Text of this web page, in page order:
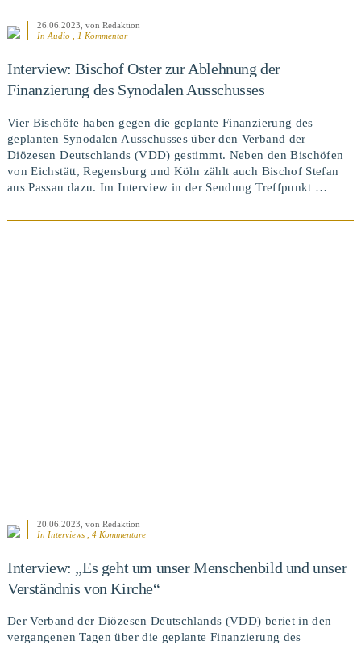
26.06.2023 , von Redaktion
In Audio , 1 Kommentar
Interview: Bischof Oster zur Ablehnung der
Finanzierung des Synodalen Ausschusses
Vier Bischöfe haben gegen die geplante Finanzierung des
geplanten Synodalen Ausschusses über den Verband der
Diözesen Deutschlands (VDD) gestimmt. Neben den Bischöfen
von Eichstätt, Regensburg und Köln zählt auch Bischof Stefan
aus Passau dazu. Im Interview in der Sendung Treffpunkt …
20.06.2023 , von Redaktion
In Interviews, 4 Kommentare
Interview: „Es geht um unser Men­schen­bild und unser
Ver­ständ­nis von Kirche“
Der Verband der Diözesen Deutschlands (VDD) beriet in den
vergangenen Tagen über die geplante Finanzierung des